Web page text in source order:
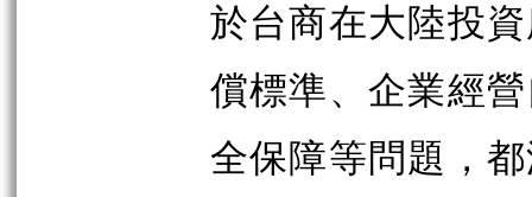
於台商在大陸投
償標準、企業經
全保障等問題，